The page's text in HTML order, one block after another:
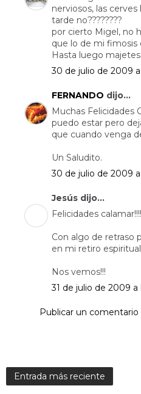
nerviosos, las
tarde no????????
por cierto Migel, no
que lo de mi fimosis
Hasta luego majetes.
30 de julio de 2009 a
FERNANDO dijo...
Muchas Felicidades
puedo estar pero
que cuando venga
Un Saludito.
30 de julio de 2009 a
Jesús dijo...
Felicidades
Con algo de retraso
en mi retiro
Nos vemos!!!
31 de julio de 2009 a
Publicar un comentario
Entrada más reciente